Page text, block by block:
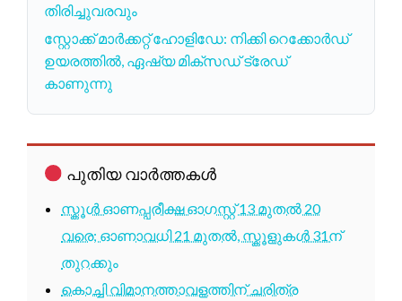
തിരിച്ചുവരവും
സ്റ്റോക്ക് മാർക്കറ്റ് ഹോളിഡേ: നിക്കി റെക്കോർഡ്
ഉയരത്തിൽ, ഏഷ്യ മിക്സഡ് ട്രേഡ്
കാണുന്നു
പുതിയ വാർത്തകൾ
സ്കൂൾ ഓണപ്പരീക്ഷ ഓഗസ്റ്റ് 13 മുതൽ 20
വരെ; ഓണാവധി 21 മുതൽ, സ്കൂളുകൾ 31ന്
തുറക്കും
കൊച്ചി വിമാനത്താവളത്തിന് ചരിത്ര